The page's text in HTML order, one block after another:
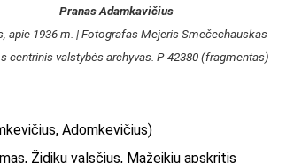
Pranas Adamkavičius
apie 1936 m. | Fotografas Mejeris Smečechauskas
centrinis valstybės archyvas . P-42380 (fragmentas)
Adomkevičius)
Židikų valsčius, Mažeikių apskritis